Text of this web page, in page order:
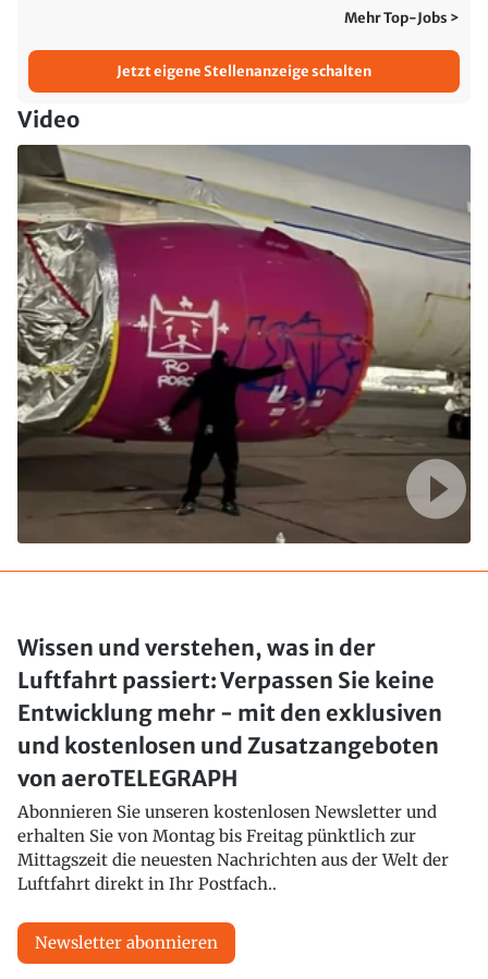
Mehr Top-Jobs >
Jetzt eigene Stellenanzeige schalten
Video
Wissen und verstehen, was in der
Luftfahrt passiert: Verpassen Sie keine
Entwicklung mehr - mit den exklusiven
und kostenlosen und Zusatzangeboten
von aeroTELEGRAPH
Abonnieren Sie unseren kostenlosen Newsletter und
erhalten Sie von Montag bis Freitag pünktlich zur
Mittagszeit die neuesten Nachrichten aus der Welt der
Luftfahrt direkt in Ihr Postfach..
Newsletter abonnieren